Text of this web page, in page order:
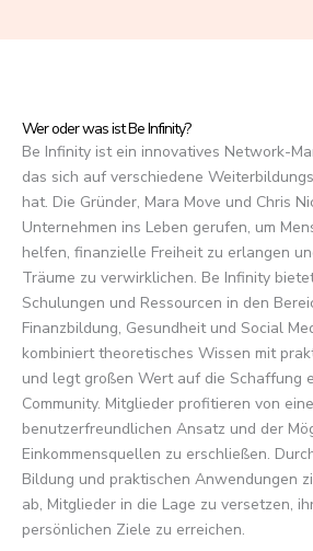
5
Wer oder was ist Be Infinity?
Be Infinity ist ein innovatives Network-
das sich auf verschiedene
hat. Die Gründer, Mara Move und Chris
Unternehmen ins Leben gerufen, um
helfen, finanzielle Freiheit zu erlangen
Träume zu verwirklichen. Be Infinity
Schulungen und Ressourcen in den
Finanzbildung, Gesundheit und Social
kombiniert theoretisches Wissen mit
und legt großen Wert auf die Schaffung
Community. Mitglieder profitieren von
benutzerfreundlichen Ansatz und der
Einkommensquellen zu erschließen.
Bildung und praktischen Anwendungen
ab, Mitglieder in die Lage zu versetzen,
persönlichen Ziele zu erreichen.